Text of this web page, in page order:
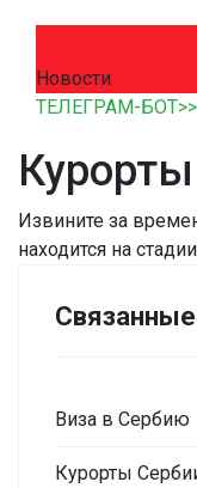
Новости
ТЕЛЕГРАМ-
Извините за
находится на
Виза в Сербию
Курорты